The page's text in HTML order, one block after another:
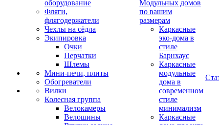
оборудование
Фляги,
флягодержатели
Чехлы на сёдла
Экипировка
Очки
Перчатки
Шлемы
Мини-печи, плиты
Обогреватели
Вилки
Колесная группа
Велокамеры
Велошины
Модульных домов
по вашим
размерам
Каркасные
эко-дома в
стиле
Барнхаус
Каркасные
модульные
дома в
современном
стиле
минимализм
Каркасные